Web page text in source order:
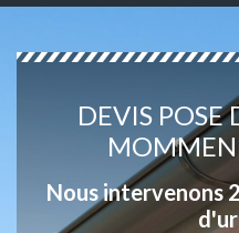
DEVIS POSE
Nous intervenons